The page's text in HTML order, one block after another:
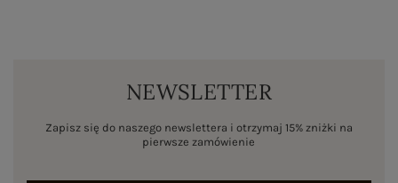
NEWSLETTER
Zapisz się do naszego newslettera i otrzymaj 15% zniżki na
pierwsze zamówienie